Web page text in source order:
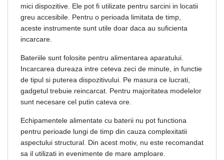
mici dispozitive. Ele pot fi utilizate pentru sarcini in locatii
greu accesibile. Pentru o perioada limitata de timp,
aceste instrumente sunt utile doar daca au suficienta
incarcare.
Bateriile sunt folosite pentru alimentarea aparatului.
Incarcarea dureaza intre ceteva zeci de minute, in functie
de tipul si puterea dispozitivului. Pe masura ce lucrati,
gadgetul trebuie reincarcat. Pentru majoritatea modelelor
sunt necesare cel putin cateva ore.
Echipamentele alimentate cu baterii nu pot functiona
pentru perioade lungi de timp din cauza complexitatii
aspectului structural. Din acest motiv, nu este recomandat
sa il utilizati in evenimente de mare amploare.